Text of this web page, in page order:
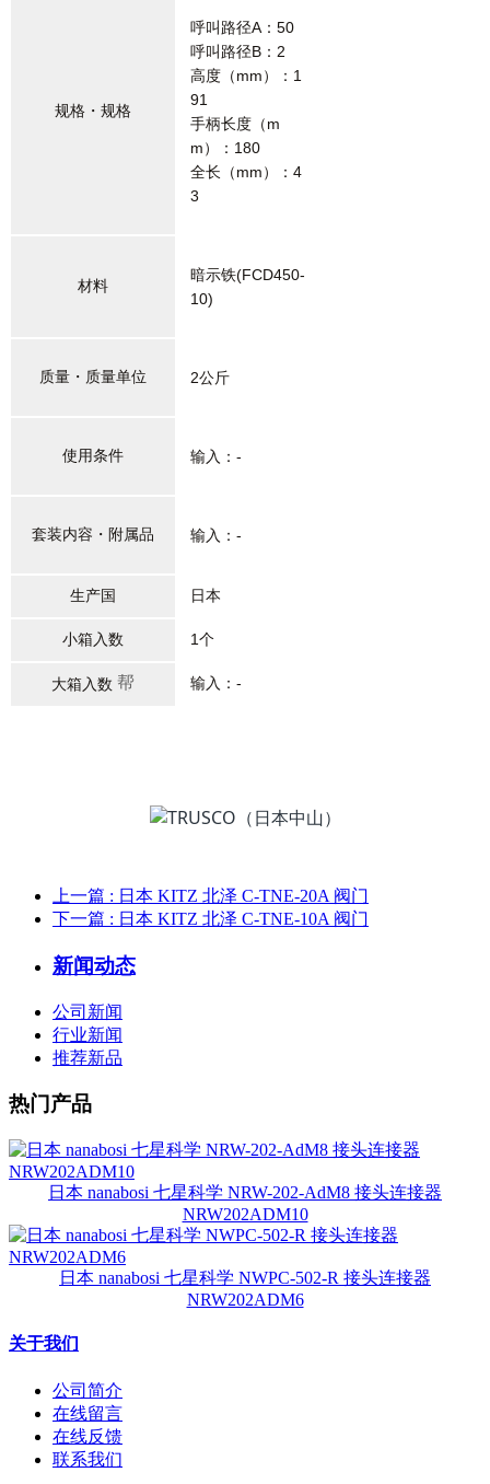
规格・规格
呼叫路径A：50
呼叫路径B：2
高度（mm）：1
91
手柄长度（m
m）：180
全长（mm）：4
3
材料
暗示铁(FCD450-
10)
质量・质量单位 2公斤
使用条件 输入：-
套装内容・附属品 输入：-
生产国 日本
小箱入数 1个
大箱入数 帮
输入：-
上一篇 : 日本 KITZ 北泽 C-TNE-20A 阀门
下一篇 : 日本 KITZ 北泽 C-TNE-10A 阀门
新闻动态
公司新闻
行业新闻
推荐新品
热门产品
日本 nanabosi 七星科学 NRW-202-AdM8 接头连接器
NRW202ADM10
日本 nanabosi 七星科学 NWPC-502-R 接头连接器
NRW202ADM6
关于我们
公司简介
在线留言
在线反馈
联系我们